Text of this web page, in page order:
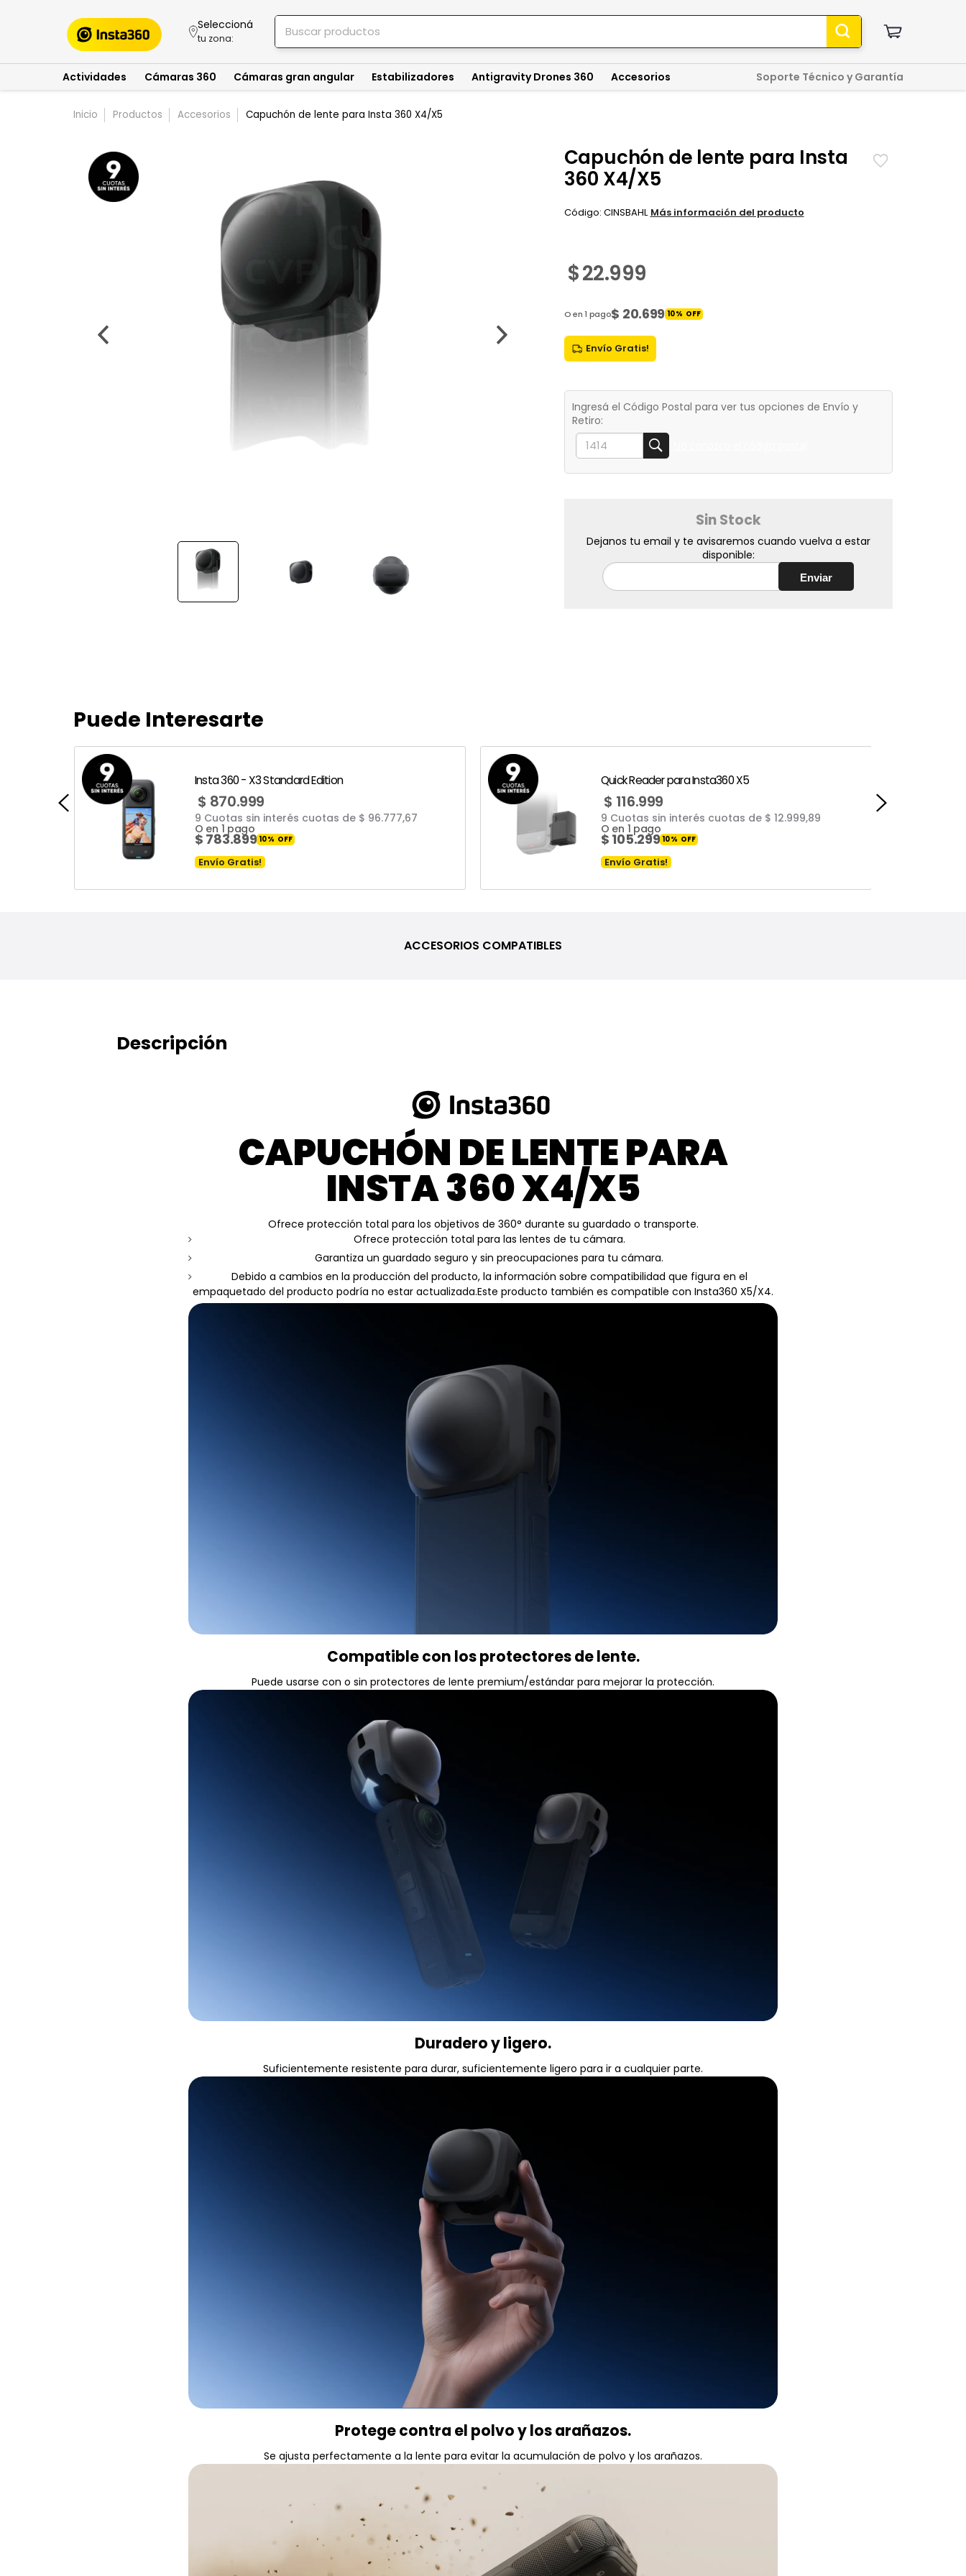
Seleccioná
tu zona:
Actividades Cámaras 360 Cámaras gran angular Estabilizadores Antigravity Drones 360 Accesorios Soporte Técnico y Garantía
Inicio Productos Accesorios Capuchón de lente para Insta 360 X4/X5
Capuchón de lente para Insta
360 X4/X5
Código: CINSBAHL Más información del producto
$22.999
O en 1 pago$ 20.699 10%
Envío Gratis!
Ingresá el Código Postal para ver tus opciones de Envío y
Retiro:
Sin Stock
Dejanos tu email y te avisaremos cuando vuelva a estar
disponible:
Puede Interesarte
Insta 360 - X3 Standard Edition
$ 870.999
9 Cuotas sin interés cuotas de $ 96.777,67
O en 1 pago
$ 783.899 10%
Envío Gratis!
Quick Reader para Insta360 X5
$ 116.999
9 Cuotas sin interés cuotas de $ 12.999,89
O en 1 pago
$ 105.299 10%
Envío Gratis!
ACCESORIOS COMPATIBLES
Descripción
CAPUCHÓN DE LENTE PARA
INSTA 360 X4/X5
Ofrece protección total para los objetivos de 360° durante su guardado o transporte.
Ofrece protección total para las lentes de tu cámara.
Garantiza un guardado seguro y sin preocupaciones para tu cámara.
Debido a cambios en la producción del producto, la información sobre compatibilidad que figura en el
empaquetado del producto podría no estar actualizada.Este producto también es compatible con Insta360 X5/X4.
Compatible con los protectores de lente.
Puede usarse con o sin protectores de lente premium/estándar para mejorar la protección.
Duradero y ligero.
Suficientemente resistente para durar, suficientemente ligero para ir a cualquier parte.
Protege contra el polvo y los arañazos.
Se ajusta perfectamente a la lente para evitar la acumulación de polvo y los arañazos.